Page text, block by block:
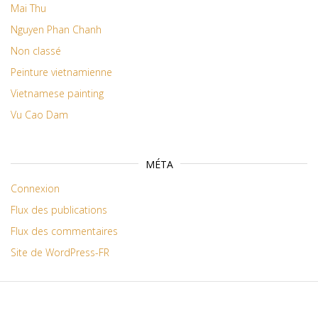
Mai Thu
Nguyen Phan Chanh
Non classé
Peinture vietnamienne
Vietnamese painting
Vu Cao Dam
MÉTA
Connexion
Flux des publications
Flux des commentaires
Site de WordPress-FR